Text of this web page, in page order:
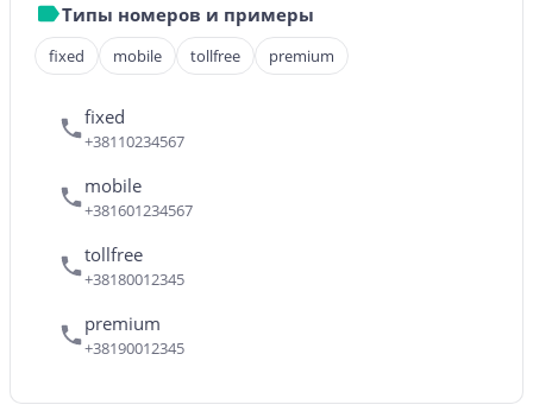
Типы номеров и примеры
fixed mobile tollfree premium
fixed
+38110234567
mobile
+381601234567
tollfree
+38180012345
premium
+38190012345